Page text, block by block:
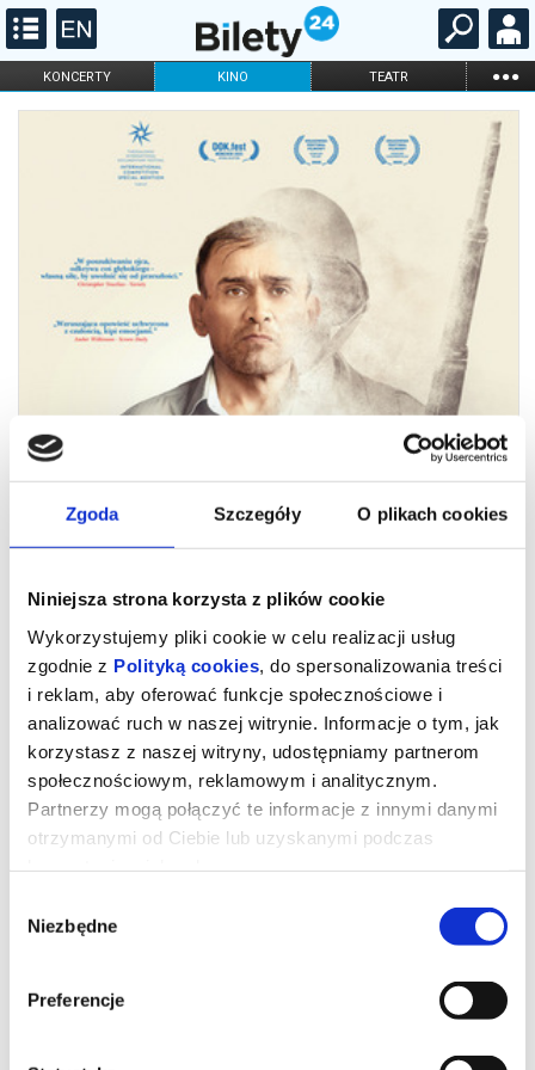
Zgoda Szczegóły O plikach cookies
Niniejsza strona korzysta z plików cookie
Wykorzystujemy pliki cookie w celu realizacji usług
zgodnie z Polityką cookies , do spersonalizowania treści
i reklam, aby oferować funkcje społecznościowe i
analizować ruch w naszej witrynie. Informacje o tym, jak
korzystasz z naszej witryny, udostępniamy partnerom
społecznościowym, reklamowym i analitycznym.
Partnerzy mogą połączyć te informacje z innymi danymi
otrzymanymi od Ciebie lub uzyskanymi podczas
zgody
Niezbędne
Preferencje
KONCERTY KINO TEATR ...
FILHARMONIA OPERA I BALET
ONLINE KARNETY
DZIECKO Z PYŁU
Sang był jednym z setek tysięcy dzieci spłodzonych przez
jako dojrzały człowiek, chciałby poznać biologicznego ojca.
Wyprawa do USA znaczy dla niego bardzo dużo, kiedy jednak
spotyka swoją nową rodzinę, nic nie jest tym, czego się
krzywdach, nieprzepracowanych traumach i różnicach